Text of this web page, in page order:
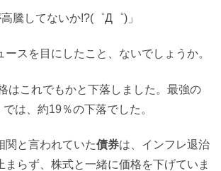
騰してないか!?(゜Д゜)」
スを目にしたこと、ないでしょうか。
はこれでもかと下落しました。最強の
では、約19％の下落でした。
関と言われていた債券は、インフレ退治
まらず、株式と一緒に価格を下げていま